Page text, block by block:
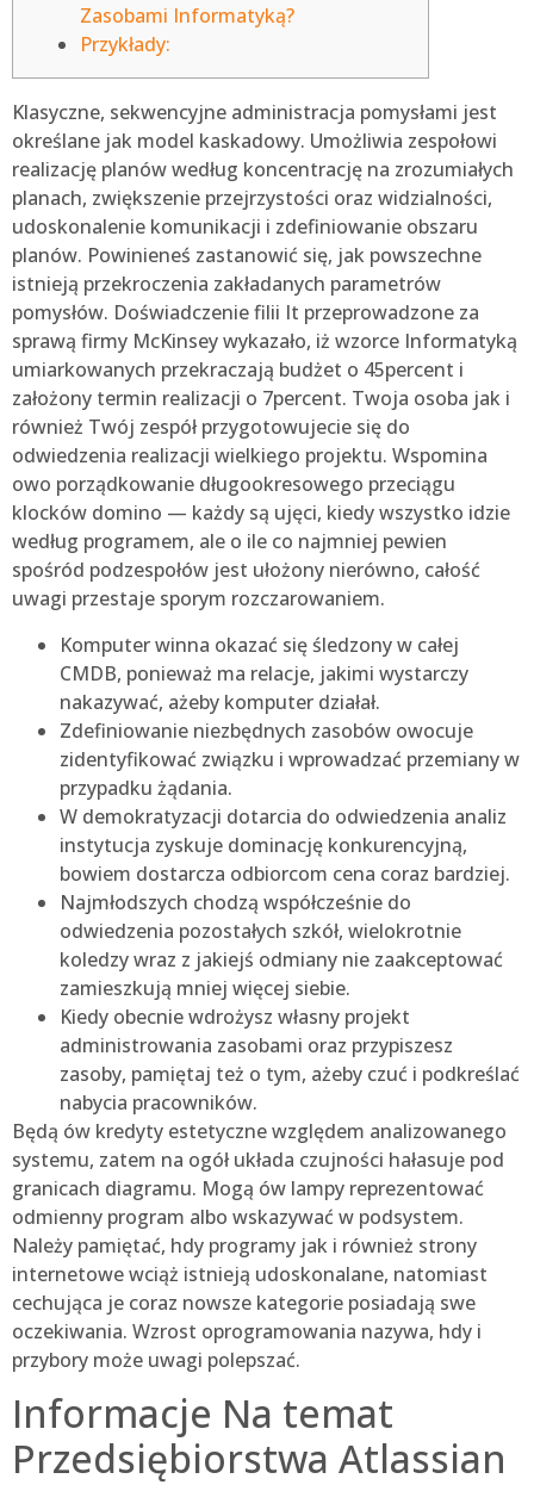
Zasobami Informatyką?
Przykłady:
Klasyczne, sekwencyjne administracja pomysłami jest
określane jak model kaskadowy. Umożliwia zespołowi
realizację planów według koncentrację na zrozumiałych
planach, zwiększenie przejrzystości oraz widzialności,
udoskonalenie komunikacji i zdefiniowanie obszaru
planów. Powinieneś zastanowić się, jak powszechne
istnieją przekroczenia zakładanych parametrów
pomysłów. Doświadczenie filii It przeprowadzone za
sprawą firmy McKinsey wykazało, iż wzorce Informatyką
umiarkowanych przekraczają budżet o 45percent i
założony termin realizacji o 7percent. Twoja osoba jak i
również Twój zespół przygotowujecie się do
odwiedzenia realizacji wielkiego projektu. Wspomina
owo porządkowanie długookresowego przeciągu
klocków domino — każdy są ujęci, kiedy wszystko idzie
według programem, ale o ile co najmniej pewien
spośród podzespołów jest ułożony nierówno, całość
uwagi przestaje sporym rozczarowaniem.
Komputer winna okazać się śledzony w całej
CMDB, ponieważ ma relacje, jakimi wystarczy
nakazywać, ażeby komputer działał.
Zdefiniowanie niezbędnych zasobów owocuje
zidentyfikować związku i wprowadzać przemiany w
przypadku żądania.
W demokratyzacji dotarcia do odwiedzenia analiz
instytucja zyskuje dominację konkurencyjną,
bowiem dostarcza odbiorcom cena coraz bardziej.
Najmłodszych chodzą współcześnie do
odwiedzenia pozostałych szkół, wielokrotnie
koledzy wraz z jakiejś odmiany nie zaakceptować
zamieszkują mniej więcej siebie.
Kiedy obecnie wdrożysz własny projekt
administrowania zasobami oraz przypiszesz
zasoby, pamiętaj też o tym, ażeby czuć i podkreślać
nabycia pracowników.
Będą ów kredyty estetyczne względem analizowanego
systemu, zatem na ogół układa czujności hałasuje pod
granicach diagramu. Mogą ów lampy reprezentować
odmienny program albo wskazywać w podsystem.
Należy pamiętać, hdy programy jak i również strony
internetowe wciąż istnieją udoskonalane, natomiast
cechująca je coraz nowsze kategorie posiadają swe
oczekiwania. Wzrost oprogramowania nazywa, hdy i
przybory może uwagi polepszać.
Informacje Na temat
Przedsiębiorstwa Atlassian